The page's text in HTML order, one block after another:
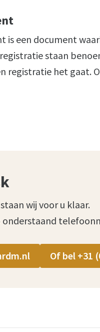
is een document
staan
registratie het gaat.
wij voor u klaar.
onderstaand
Of bel +31